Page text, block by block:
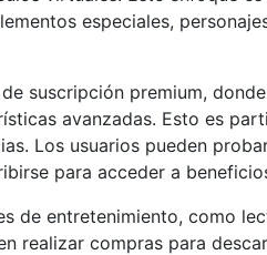
especiales,
suscripción premium,
avanzadas. Esto es
Los usuarios pueden
para acceder a
de entretenimiento, como
realizar compras para